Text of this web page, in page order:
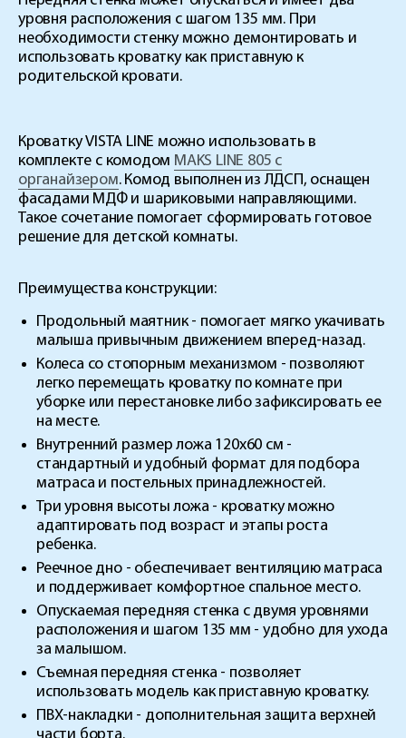
уровня расположения с шагом 135 мм. При
необходимости стенку можно демонтировать и
использовать кроватку как приставную к
родительской кровати.
Кроватку VISTA LINE можно использовать в
комплекте с комодом MAKS LINE 805 с
органайзером. Комод выполнен из ЛДСП, оснащен
фасадами МДФ и шариковыми направляющими.
Такое сочетание помогает сформировать готовое
решение для детской комнаты.
Преимущества конструкции:
Продольный маятник - помогает мягко укачивать
малыша привычным движением вперед-назад.
Колеса со стопорным механизмом - позволяют
легко перемещать кроватку по комнате при
уборке или перестановке либо зафиксировать ее
на месте.
Внутренний размер ложа 120х60 см -
стандартный и удобный формат для подбора
матраса и постельных принадлежностей.
Три уровня высоты ложа - кроватку можно
адаптировать под возраст и этапы роста
ребенка.
Реечное дно - обеспечивает вентиляцию матраса
и поддерживает комфортное спальное место.
Опускаемая передняя стенка с двумя уровнями
расположения и шагом 135 мм - удобно для ухода
за малышом.
Съемная передняя стенка - позволяет
использовать модель как приставную кроватку.
ПВХ-накладки - дополнительная защита верхней